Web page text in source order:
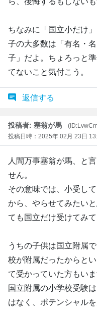
ちなみに「国立小だけ
子の大多数は「有名・
子」だよ。ちょろっと
てないこと気付こう。
返信する
投稿者: 塞翁が馬
投稿日時：2025年 02月 23日
人間万事塞翁が馬、と
せん。
その意味では、小受し
から、やらせてみたい
ても国立だけ受けてみ
うちの子供は国立附属
校が附属だったからと
て受かっていた方もいま
国立附属の小学校受験
はなく、ポテンシャル